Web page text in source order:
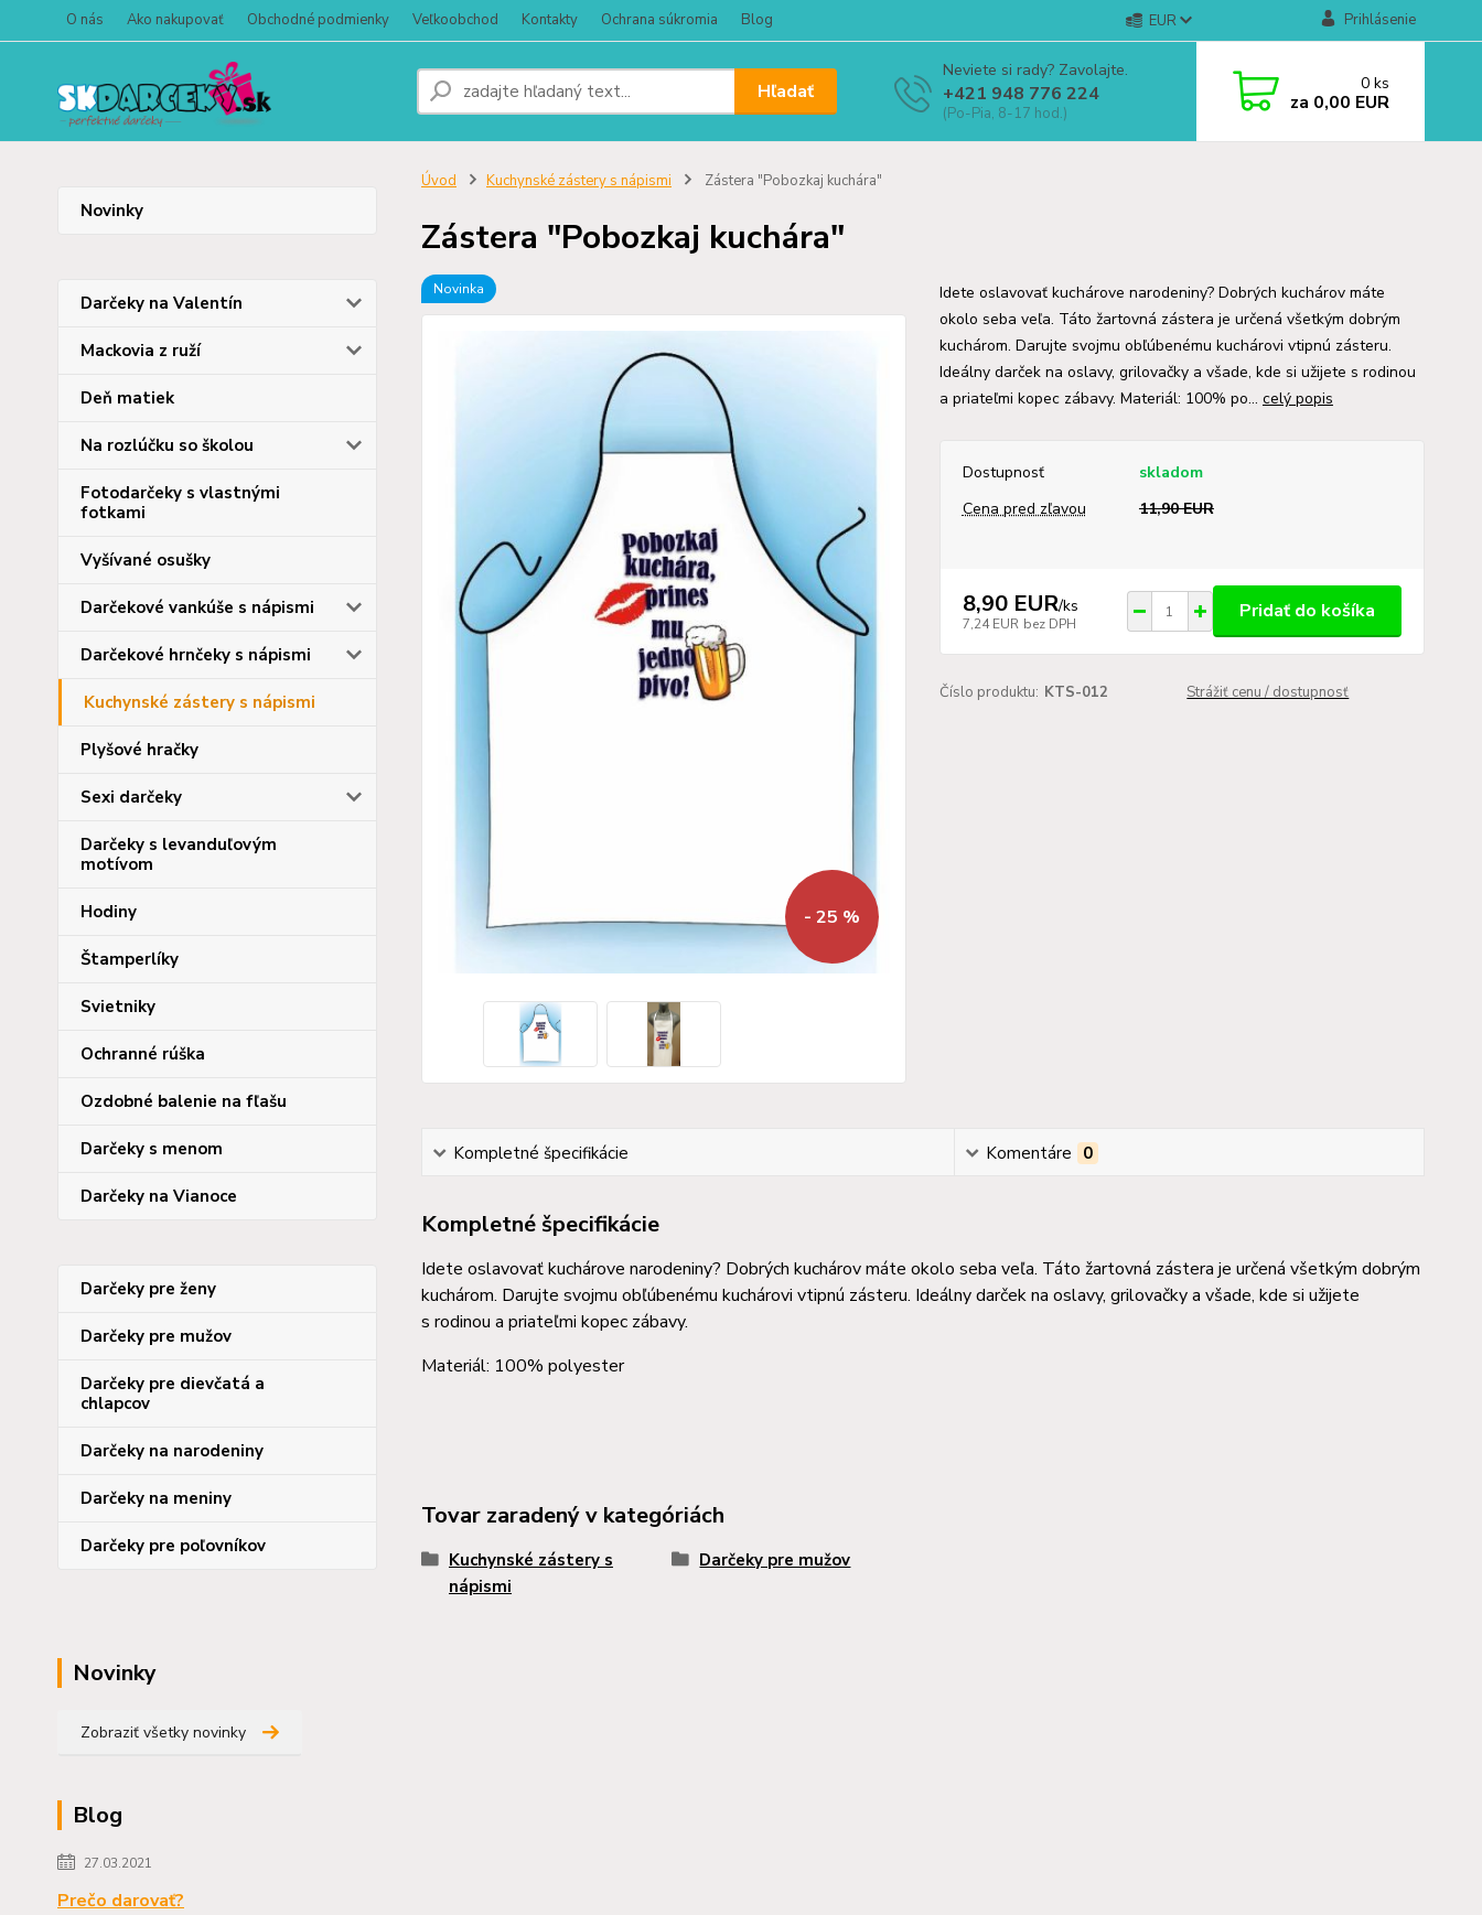
O nás Ako nakupovať Obchodné podmienky Veľkoobchod Kontakty Ochrana súkromia Blog EUR Prihlásenie
Hľadať
Neviete si rady? Zavolajte.
+421 948 776 224
(Po-Pia, 8-17 hod.)
0 ks
za 0,00 EUR
Novinky
Darčeky na Valentín
Mackovia z ruží
Deň matiek
Na rozlúčku so školou
Fotodarčeky s vlastnými
fotkami
Vyšívané osušky
Darčekové vankúše s nápismi
Darčekové hrnčeky s nápismi
Kuchynské zástery s nápismi
Plyšové hračky
Sexi darčeky
Darčeky s levanduľovým
motívom
Hodiny
Štamperlíky
Svietniky
Ochranné rúška
Ozdobné balenie na fľašu
Darčeky s menom
Darčeky na Vianoce
Darčeky pre ženy
Darčeky pre mužov
Darčeky pre dievčatá a
chlapcov
Darčeky na narodeniny
Darčeky na meniny
Darčeky pre poľovníkov
Novinky
Zobraziť všetky novinky
Blog
27.03.2021
Prečo darovať?
Úvod Kuchynské zástery s nápismi Zástera "Pobozkaj kuchára"
Zástera "Pobozkaj kuchára"
Novinka
- 25 %
Idete oslavovať kuchárove narodeniny? Dobrých kuchárov máte
okolo seba veľa. Táto žartovná zástera je určená všetkým dobrým
kuchárom. Darujte svojmu obľúbenému kuchárovi vtipnú zásteru.
Ideálny darček na oslavy, grilovačky a všade, kde si užijete s rodinou
a priateľmi kopec zábavy. Materiál: 100% po... celý popis
Dostupnosť
skladom
Cena pred zľavou
11,90 EUR
8,90 EUR/ks
7,24 EUR bez DPH
Pridať do košíka
Číslo produktu: KTS-012 Strážiť cenu / dostupnosť
Kompletné špecifikácie Komentáre 0
Kompletné špecifikácie
Idete oslavovať kuchárove narodeniny? Dobrých kuchárov máte okolo seba veľa. Táto žartovná zástera je určená všetkým dobrým
kuchárom. Darujte svojmu obľúbenému kuchárovi vtipnú zásteru. Ideálny darček na oslavy, grilovačky a všade, kde si užijete
s rodinou a priateľmi kopec zábavy.
Materiál: 100% polyester
Tovar zaradený v kategóriách
Kuchynské zástery s
nápismi
Darčeky pre mužov